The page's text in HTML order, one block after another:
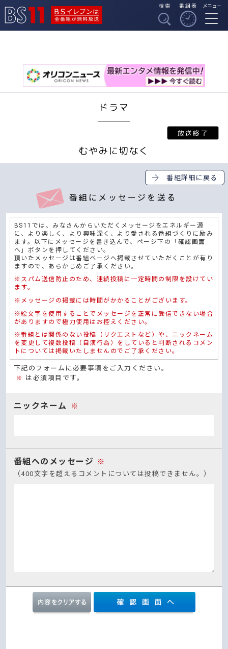
BSイレブンは全番組
検索 番組表 メニュー
ドラマ
むやみに切なく
番組詳細に戻る
番組にメッセージを送る
BS11では、みなさんからいただくメッセージをエネルギー源
に、より楽しく、より興味深く、より愛される番組づくりに励み
ます。以下にメッセージを書き込んで、ページ下の「確認画面
へ」ボタンを押してください。
頂いたメッセージは番組ページへ掲載させていただくことが有り
ますので、あらかじめご了承ください。
※スパム送信防止のため、連続投稿に一定時間の制限を設けてい
ます。
※メッセージの掲載には時間がかかることがございます。
※絵文字を使用することでメッセージを正常に受信できない場合
がありますので極力使用はお控えください。
※番組とは関係のない投稿（リクエストなど）や、ニックネーム
を変更して複数投稿（自演行為）をしていると判断されるコメン
トについては掲載いたしませんのでご了承ください。
下記のフォームに必要事項をご入力ください。
※ は必須項目です。
ニックネーム ※
番組へのメッセージ ※
（400文字を超えるコメントについては投稿できません。）